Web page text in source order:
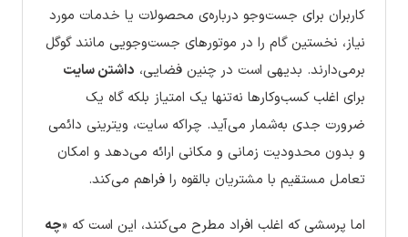
کاربران برای جست‌وجو درباره‌ی محصولات یا خدمات مورد
نیاز، نخستین گام را در موتورهای جست‌وجویی مانند گوگل
برمی‌دارند. بدیهی است در چنین فضایی، داشتن سایت
برای اغلب کسب‌وکارها نه‌تنها یک امتیاز بلکه گاه یک
ضرورت جدی به‌شمار می‌آید. چراکه سایت، ویترینی دائمی
و بدون محدودیت زمانی و مکانی ارائه می‌دهد و امکان
تعامل مستقیم با مشتریان بالقوه را فراهم می‌کند.
اما پرسشی که اغلب افراد مطرح می‌کنند، این است که «چه